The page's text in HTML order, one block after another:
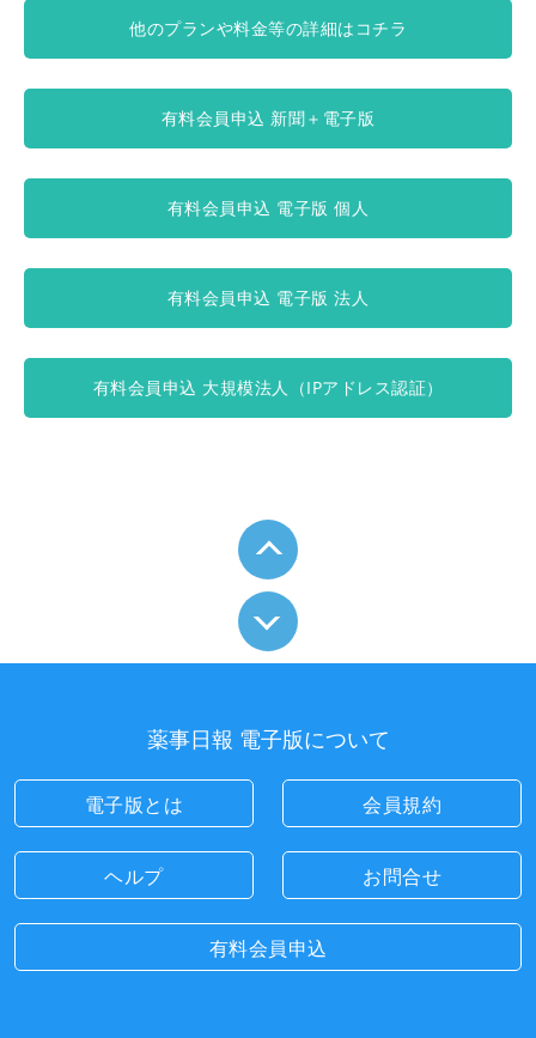
他のプランや料金等の詳細はコチラ
有料会員申込 新聞＋電子版
有料会員申込 電子版 個人
有料会員申込 電子版 法人
有料会員申込 大規模法人（IPアドレス認証）
薬事日報 電子版について
電子版とは 会員規約
ヘルプ お問合せ
有料会員申込